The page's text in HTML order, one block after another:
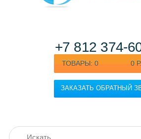
ТОВАРЫ: 0 0 Р.
ЗАКАЗАТЬ ОБРАТНЫЙ
+7 812 374-